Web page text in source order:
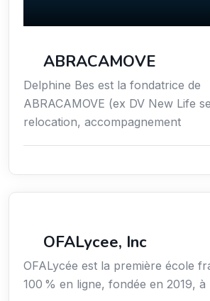
ABRACAMOVE
Delphine Bes est la fondatrice de
ABRACAMOVE (ex DV New Life
relocation, accompagnement
OFALycee, Inc
OFALycée est la première école
100 % en ligne, fondée en 2019,